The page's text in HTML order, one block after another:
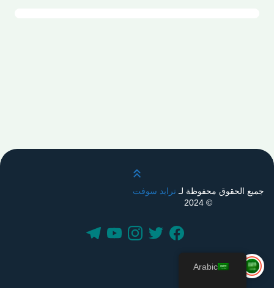
قم بالتمرير لأعلى
جميع الحقوق محفوظة لـترايد سوفت
© 2024
Arabic